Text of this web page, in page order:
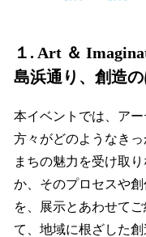
１. Art ＆
島浜通り、創造
本イベントでは、ア
方々がどのようなき
まちの魅力を受け取
か、そのプロセスや
を、展示とあわせて
て、地域に根ざした